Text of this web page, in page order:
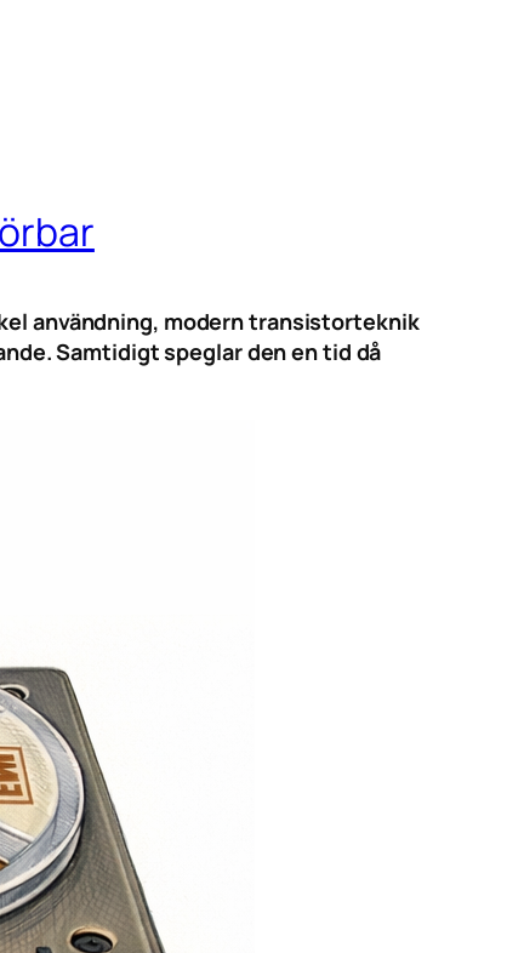
användning, modern transistorteknik
Samtidigt speglar den en tid då